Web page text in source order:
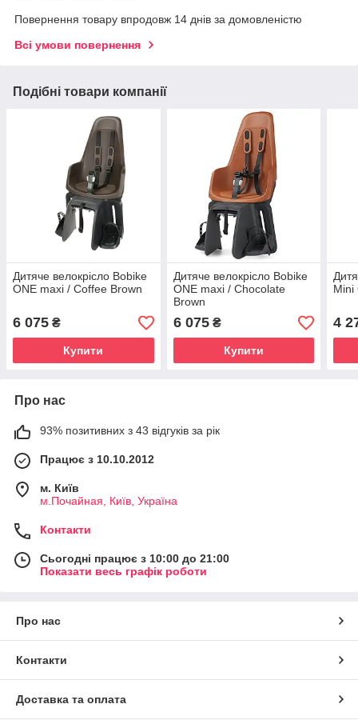
Повернення товару впродовж 14 днів за домовленістю
Всі умови повернення
Подібні товари компанії
Дитяче велокрісло Bobike
ONE maxi / Coffee Brown
6 075 ₴
Купити
Дитяче велокрісло Bobike
ONE maxi / Chocolate
Brown
6 075₴
Купити
Mini
4
Про нас
93% позитивних з 43 відгуків за рік
Працює з 10.10.2012
м. Київ
м.Почайная, Київ, Україна
Контакти
Сьогодні працює з 10:00 до 21:00
Показати весь графік роботи
Про нас
Контакти
Доставка та оплата